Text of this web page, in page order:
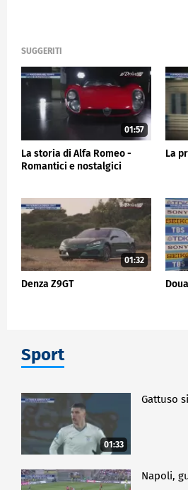
SUGGERITI
01:57
La storia di Alfa Romeo -
Romantici e nostalgici
La
01:32
Denza Z9GT
Sport
01:33
Gattuso
Napoli,